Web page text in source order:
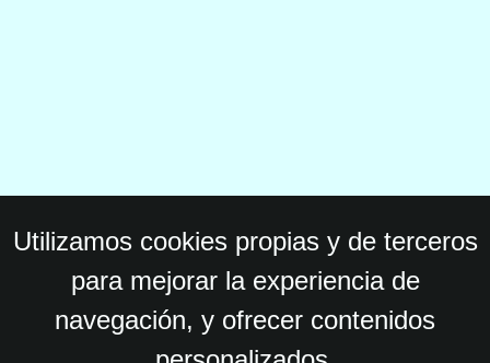
Utilizamos cookies propias y de terceros
para mejorar la experiencia de
navegación, y ofrecer contenidos